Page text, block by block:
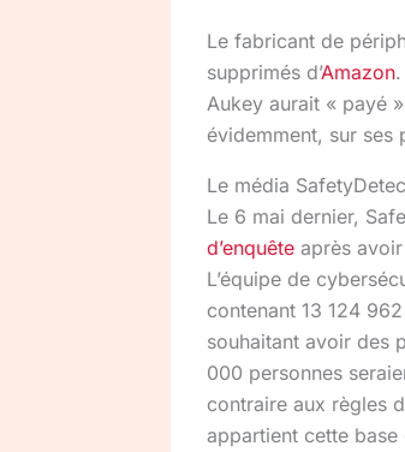
Le fabricant de
supprimés d’Amazon
Aukey aurait « payé
évidemment, sur ses
Le média
Le 6 mai dernier,
d’enquête après
L’équipe de
contenant 13 124
souhaitant avoir des
000 personnes
contraire aux règles
appartient cette